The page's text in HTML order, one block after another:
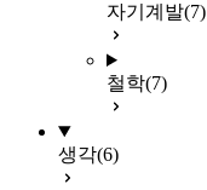
자기계발(7)
철학(7)
생각(6)